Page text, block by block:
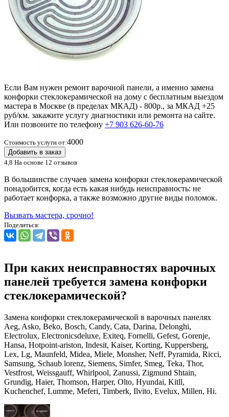
Если Вам нужен ремонт варочной панели, а именно замена
конфорки стеклокерамической на дому с бесплатным выездом
мастера в Москве (в пределах МКАД) - 800р., за МКАД +25
руб/км. закажите услугу диагностики или ремонта на сайте.
Или позвоните по телефону +7 903 626-60-76
Стоимость услуги от:4000
Добавить в заказ
4,8 На основе 12 отзывов
В большинстве случаев замена конфорки стеклокерамической
понадобится, когда есть какая нибудь неисправность: не
работает конфорка, а также возможно другие виды поломок.
Вызвать мастера, срочно!
Поделиться:
При каких неисправностях варочных
панелей требуется замена конфорки
стеклокерамической?
Замена конфорки стеклокерамической в варочных панелях
Aeg, Asko, Beko, Bosch, Candy, Cata, Darina, Delonghi,
Electrolux, Electronicsdeluxe, Exiteq, Fornelli, Gefest, Gorenje,
Hansa, Hotpoint-ariston, Indesit, Kaiser, Korting, Kuppersberg,
Lex, Lg, Maunfeld, Midea, Miele, Monsher, Neff, Pyramida, Ricci,
Samsung, Schaub lorenz, Siemens, Simfer, Smeg, Teka, Thor,
Vestfrost, Weissgauff, Whirlpool, Zanussi, Zigmund Shtain,
Grundig, Haier, Thomson, Harper, Olto, Hyundai, Kitll,
Kuchenchef, Lumme, Meferi, Timberk, Ilvito, Evelux, Millen, Hi.